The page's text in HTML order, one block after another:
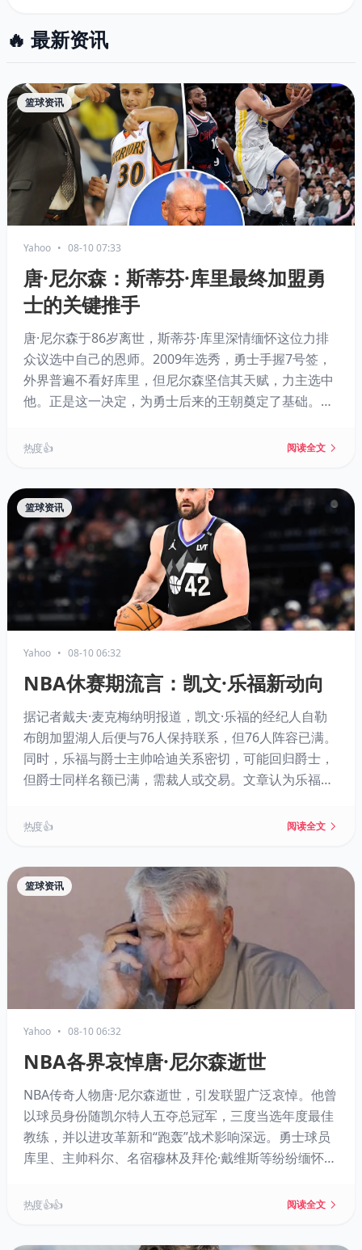
🔥 最新资讯
篮球资讯
Yahoo • 08-10 07:33
唐·尼尔森：斯蒂芬·库里最终加盟勇
士的关键推手
唐·尼尔森于86岁离世，斯蒂芬·库里深情缅怀这位力排
众议选中自己的恩师。2009年选秀，勇士手握7号签，
外界普遍不看好库里，但尼尔森坚信其天赋，力主选中
他。正是这一决定，为勇士后来的王朝奠定了基础。库
重从而保住投篮手感。尼尔森不仅是“跑轰”打法的先
热度 👍 阅读全文
篮球资讯
Yahoo • 08-10 06:32
NBA休赛期流言：凯文·乐福新动向
据记者戴夫·麦克梅纳明报道，凯文·乐福的经纪人自勒
布朗加盟湖人后便与76人保持联系，但76人阵容已满。
同时，乐福与爵士主帅哈迪关系密切，可能回归爵士，
但爵士同样名额已满，需裁人或交易。文章认为乐福的
热度 👍 阅读全文
篮球资讯
Yahoo • 08-10 06:32
NBA各界哀悼唐·尼尔森逝世
NBA传奇人物唐·尼尔森逝世，引发联盟广泛哀悼。他曾
以球员身份随凯尔特人五夺总冠军，三度当选年度最佳
教练，并以进攻革新和“跑轰”战术影响深远。勇士球员
库里、主帅科尔、名宿穆林及拜伦·戴维斯等纷纷缅怀，
的经典时刻。
热度 👍👍 阅读全文